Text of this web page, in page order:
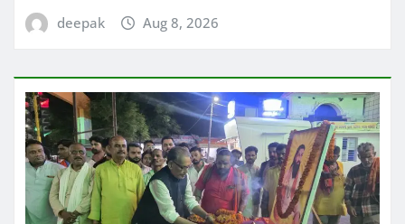
deepak Aug 8, 2026